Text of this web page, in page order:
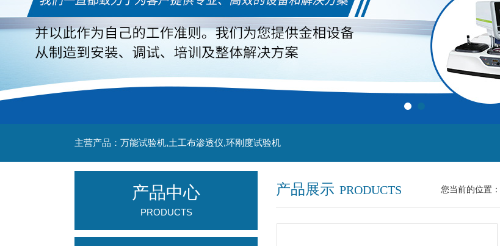
主营产品：万能试验机,土工布渗透仪,环刚度试验机
产品展示 PRODUCTS 您当前的位置：
产品中心
PRODUCTS